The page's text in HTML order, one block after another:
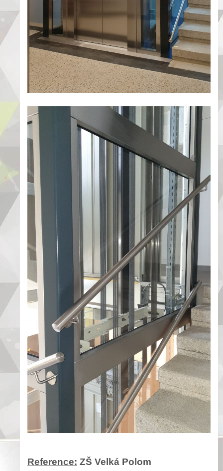
Reference: ZŠ Velká Polom